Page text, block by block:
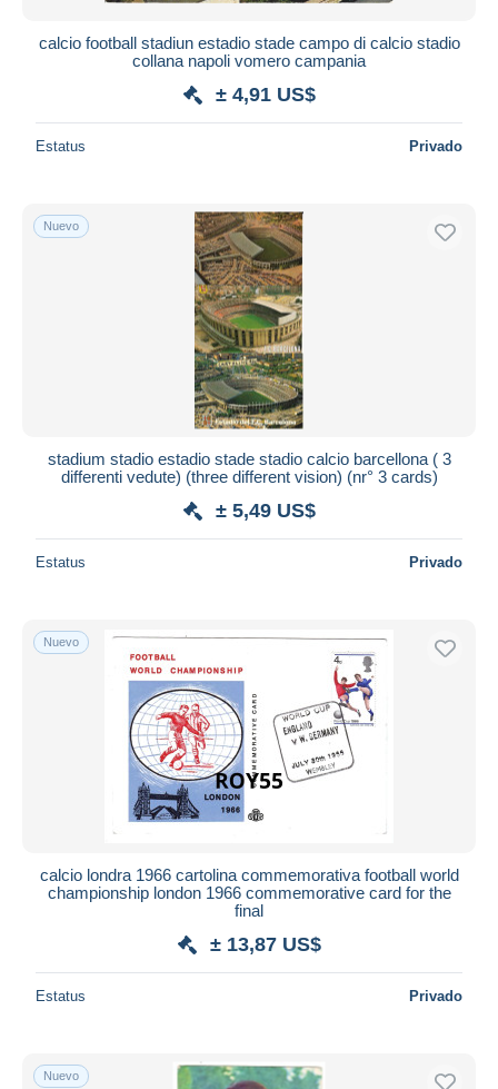
calcio football stadiun estadio stade campo di calcio stadio
collana napoli vomero campania
± 4,91 US$
Estatus Privado
Nuevo
stadium stadio estadio stade stadio calcio barcellona ( 3
differenti vedute) (three different vision) (nr° 3 cards)
± 5,49 US$
Estatus Privado
Nuevo
calcio londra 1966 cartolina commemorativa football world
championship london 1966 commemorative card for the
final
± 13,87 US$
Estatus Privado
Nuevo